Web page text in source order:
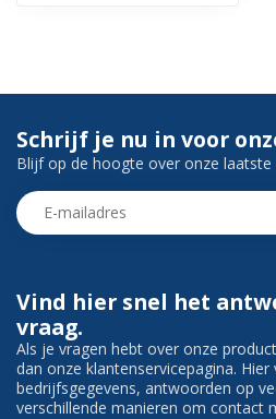
Vind hier snel het
vraag.
Als je vragen hebt over onze
dan onze klantenservicepagina. Hier
bedrijfsgegevens, antwoorden op
verschillende manieren om contact
Schrijf je nu in voor
Blijf op de hoogte over onze laatste